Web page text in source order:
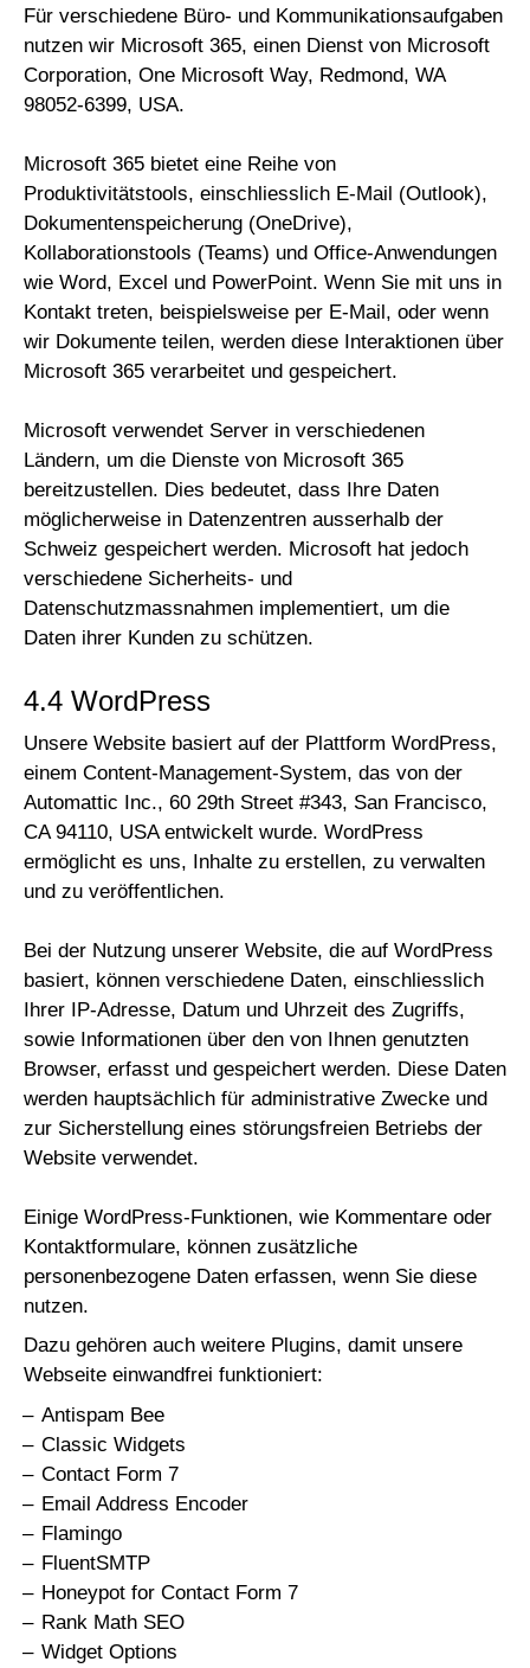
Für verschiedene Büro- und Kommunikationsaufgaben
nutzen wir Microsoft 365, einen Dienst von Microsoft
Corporation, One Microsoft Way, Redmond, WA
98052-6399, USA.
Microsoft 365 bietet eine Reihe von
Produktivitätstools, einschliesslich E-Mail (Outlook),
Dokumentenspeicherung (OneDrive),
Kollaborationstools (Teams) und Office-Anwendungen
wie Word, Excel und PowerPoint. Wenn Sie mit uns in
Kontakt treten, beispielsweise per E-Mail, oder wenn
wir Dokumente teilen, werden diese Interaktionen über
Microsoft 365 verarbeitet und gespeichert.
Microsoft verwendet Server in verschiedenen
Ländern, um die Dienste von Microsoft 365
bereitzustellen. Dies bedeutet, dass Ihre Daten
möglicherweise in Datenzentren ausserhalb der
Schweiz gespeichert werden. Microsoft hat jedoch
verschiedene Sicherheits- und
Datenschutzmassnahmen implementiert, um die
Daten ihrer Kunden zu schützen.
4.4 WordPress
Unsere Website basiert auf der Plattform WordPress,
einem Content-Management-System, das von der
Automattic Inc., 60 29th Street #343, San Francisco,
CA 94110, USA entwickelt wurde. WordPress
ermöglicht es uns, Inhalte zu erstellen, zu verwalten
und zu veröffentlichen.
Bei der Nutzung unserer Website, die auf WordPress
basiert, können verschiedene Daten, einschliesslich
Ihrer IP-Adresse, Datum und Uhrzeit des Zugriffs,
sowie Informationen über den von Ihnen genutzten
Browser, erfasst und gespeichert werden. Diese Daten
werden hauptsächlich für administrative Zwecke und
zur Sicherstellung eines störungsfreien Betriebs der
Website verwendet.
Einige WordPress-Funktionen, wie Kommentare oder
Kontaktformulare, können zusätzliche
personenbezogene Daten erfassen, wenn Sie diese
nutzen.
Dazu gehören auch weitere Plugins, damit unsere
Webseite einwandfrei funktioniert:
Antispam Bee
Classic Widgets
Contact Form 7
Email Address Encoder
Flamingo
FluentSMTP
Honeypot for Contact Form 7
Rank Math SEO
Widget Options